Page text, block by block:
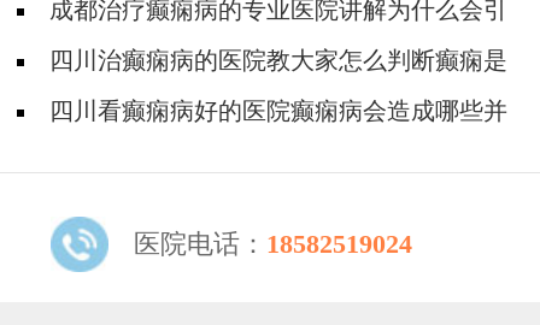
成都治疗癫痫病的专业医院讲解为什么会引
发睡眠型癫痫?
四川治癫痫病的医院教大家怎么判断癫痫是
否有后遗症?
四川看癫痫病好的医院癫痫病会造成哪些并
医院电话： 18582519024